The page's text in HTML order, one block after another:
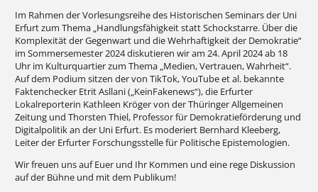
Im Rahmen der Vorlesungsreihe des Historischen Seminars der Uni
Erfurt zum Thema „Handlungsfähigkeit statt Schockstarre. Über die
Komplexität der Gegenwart und die Wehrhaftigkeit der Demokratie“
im Sommersemester 2024 diskutieren wir am 24. April 2024 ab 18
Uhr im Kulturquartier zum Thema „Medien, Vertrauen, Wahrheit“.
Auf dem Podium sitzen der von TikTok, YouTube et al. bekannte
Faktenchecker Etrit Asllani („KeinFakenews“), die Erfurter
Lokalreporterin Kathleen Kröger von der Thüringer Allgemeinen
Zeitung und Thorsten Thiel, Professor für Demokratieförderung und
Digitalpolitik an der Uni Erfurt. Es moderiert Bernhard Kleeberg,
Leiter der Erfurter Forschungsstelle für Politische Epistemologien.
Wir freuen uns auf Euer und Ihr Kommen und eine rege Diskussion
auf der Bühne und mit dem Publikum!